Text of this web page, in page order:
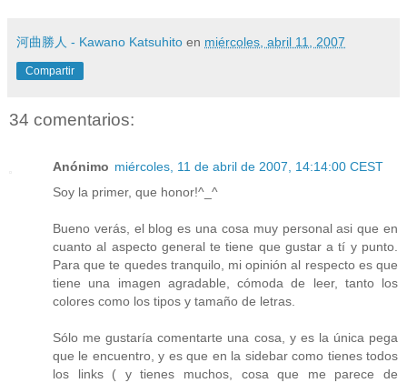
河曲勝人 - Kawano Katsuhito en miércoles, abril 11, 2007
Compartir
34 comentarios:
Anónimo miércoles, 11 de abril de 2007, 14:14:00 CEST
Soy la primer, que honor!^_^
Bueno verás, el blog es una cosa muy personal asi que en
cuanto al aspecto general te tiene que gustar a tí y punto.
Para que te quedes tranquilo, mi opinión al respecto es que
tiene una imagen agradable, cómoda de leer, tanto los
colores como los tipos y tamaño de letras.
Sólo me gustaría comentarte una cosa, y es la única pega
que le encuentro, y es que en la sidebar como tienes todos
los links ( y tienes muchos, cosa que me parece de